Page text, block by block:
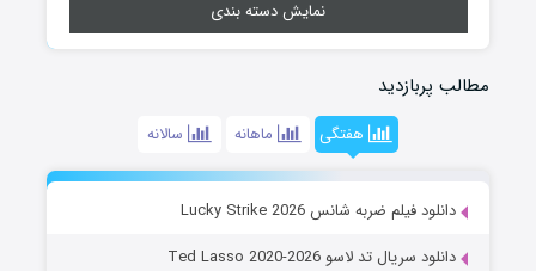
نمایش دسته بندی
مطالب پربازدید
هفتگی ماهانه سالانه
دانلود فیلم ضربه شانس Lucky Strike 2026
دانلود سریال تد لاسو Ted Lasso 2020-2026